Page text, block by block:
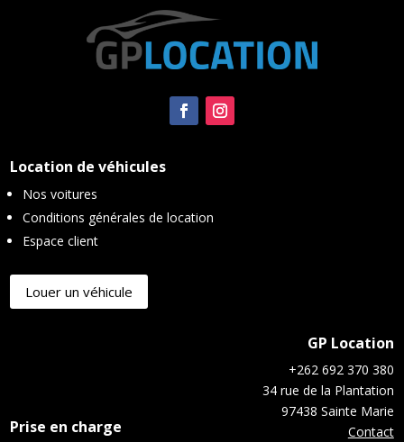
Location de véhicules
Nos voitures
Conditions générales de location
Espace client
Louer un véhicule
GP Location
+262 692 370 380
34 rue de la Plantation
97438 Sainte Marie
Contact
Prise en charge